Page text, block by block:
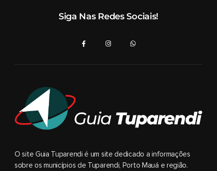
Siga Nas Redes Sociais!
O site Guia Tuparendi é um site dedicado a informações
sobre os municípios de Tuparendi, Porto Mauá e região.